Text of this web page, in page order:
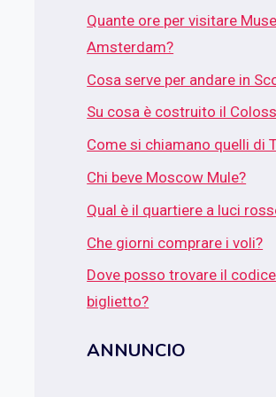
Quante ore per visitare
Amsterdam?
Cosa serve per andare in
Su cosa è costruito il
Come si chiamano quelli di
Chi beve Moscow Mule?
Qual è il quartiere a luci
Che giorni comprare i voli?
Dove posso trovare il
biglietto?
ANNUNCIO